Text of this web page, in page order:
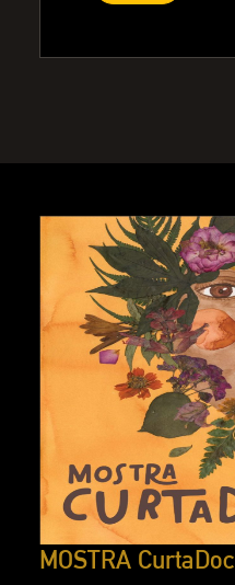
MOSTRA CurtaDoc